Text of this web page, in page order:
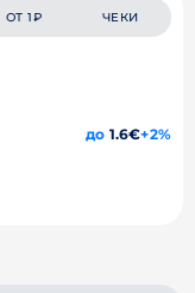
ОТ 1₽ ЧЕКИ
до 1.6€+2%